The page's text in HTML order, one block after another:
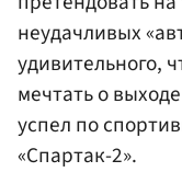
неудачливых
удивительного,
мечтать о
успел по
«Спартак-2».